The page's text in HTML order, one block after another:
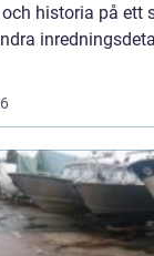
historia på ett